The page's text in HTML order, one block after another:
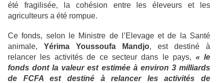
été fragilisée, la cohésion entre les éleveurs et les
agriculteurs a été rompue.
Ce fonds, selon le Ministre de l’Elevage et de la Santé
animale, Yérima Youssoufa Mandjo, est destiné à
relancer les activités de ce secteur dans le pays, « le
fonds dont la valeur est estimée à environ 3 milliards
de FCFA est destiné à relancer les activités de